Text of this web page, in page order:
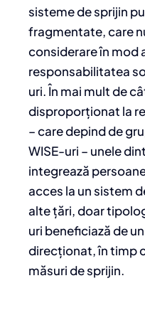
sisteme de sprijin
fragmentate, care
considerare în mod
responsabilitatea
uri. În mai mult de
disproporționat la
– care depind de
WISE-uri – unele
integrează
acces la un sistem
alte țări, doar
uri beneficiază de
direcționat, în timp
măsuri de sprijin.